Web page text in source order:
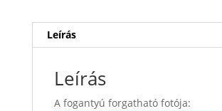
Leírás
Leírás
A fogantyú forgatható fotója: